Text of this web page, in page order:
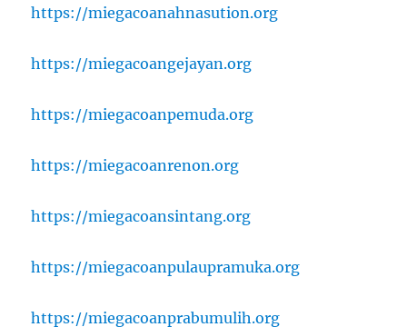
https://miegacoanahnasution.org
https://miegacoangejayan.org
https://miegacoanpemuda.org
https://miegacoanrenon.org
https://miegacoansintang.org
https://miegacoanpulaupramuka.org
https://miegacoanprabumulih.org